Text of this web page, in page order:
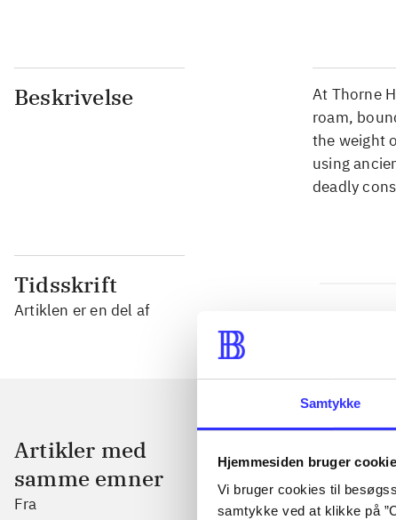
Samtykke
Hjemmesiden bruger
Vi bruger cookies til
samtykke ved at klikke på
Beskrivelse
At Thorne
roam,
the weight
using
deadly
Tidsskrift
Artiklen er en del af
Artikler med
samme emner
Fra